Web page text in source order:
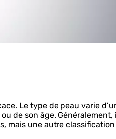
Le type de peau varie
de son âge. Généralement,
mais une autre classification